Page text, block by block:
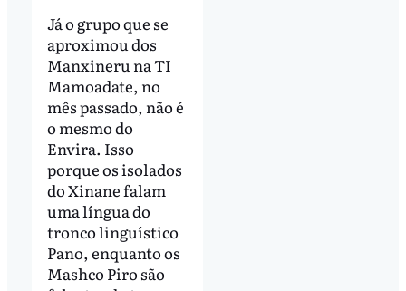
Já o grupo que se
aproximou dos
Manxineru na TI
Mamoadate, no
mês passado, não é
o mesmo do
Envira. Isso
porque os isolados
do Xinane falam
uma língua do
tronco linguístico
Pano, enquanto os
Mashco Piro são